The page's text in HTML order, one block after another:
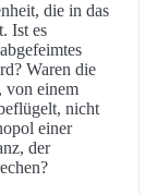
die in das
Ist es
Waren die
von einem
nicht
einer
der